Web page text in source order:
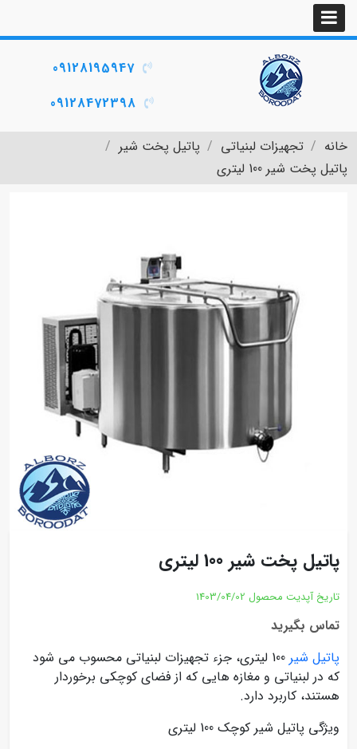
09128195947
09128472398
خانه تجهیزات لبنیاتی
پاتیل پخت شیر
پاتیل پخت شیر 100 لیتری
پاتیل پخت شیر 100 لیتری
تاریخ آپدیت محصول 1403/04/02
تماس بگیرید
پاتیل شیر
100 لیتری، جزء تجهیزات لبنیاتی محسوب می شود
که در لبنیاتی و مغازه هایی که از فضای کوچکی برخوردار
هستند، کاربرد دارد.
ویژگی پاتیل شیر کوچک 100 لیتری